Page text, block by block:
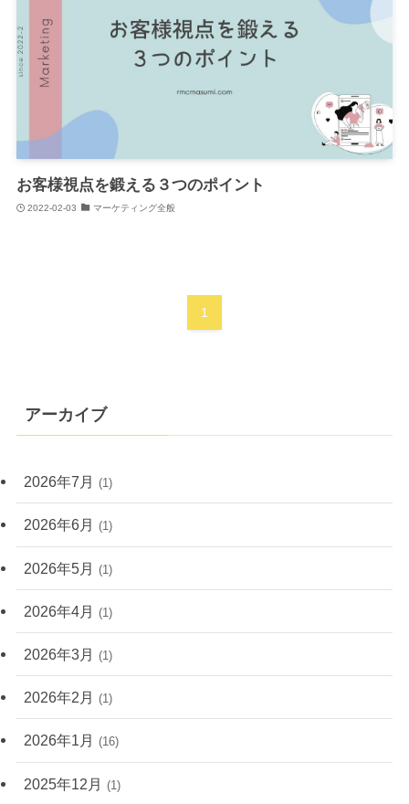
お客様視点を鍛える３つのポイント
2022-02-03 マーケティング全般
1
アーカイブ
2026年7月 (1)
2026年6月 (1)
2026年5月 (1)
2026年4月 (1)
2026年3月 (1)
2026年2月 (1)
2026年1月 (16)
2025年12月 (1)